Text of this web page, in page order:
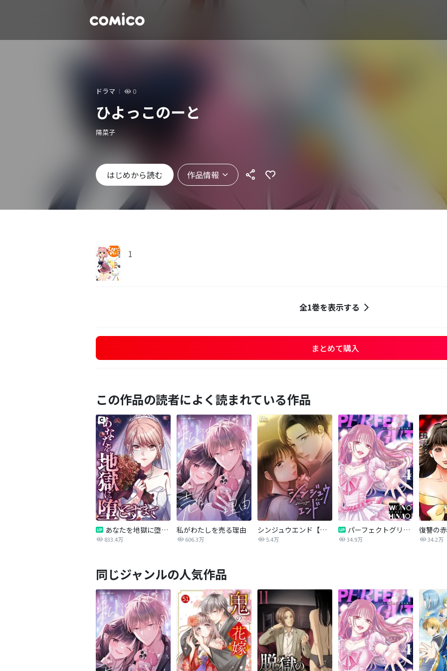
ドラマ 0
ひよっこのーと
陽菜子
はじめから読む 作品情報
1
全1巻を表示する
まとめて購入
この作品の読者によく読まれている作品
あなたを地獄に堕とすまで
833.4万
私がわたしを売る理由
606.3万
シンジュウエンド【タテヨミ】
5.4万
パーフェクトグリッター
34.9万 34.2万
同じジャンルの人気作品